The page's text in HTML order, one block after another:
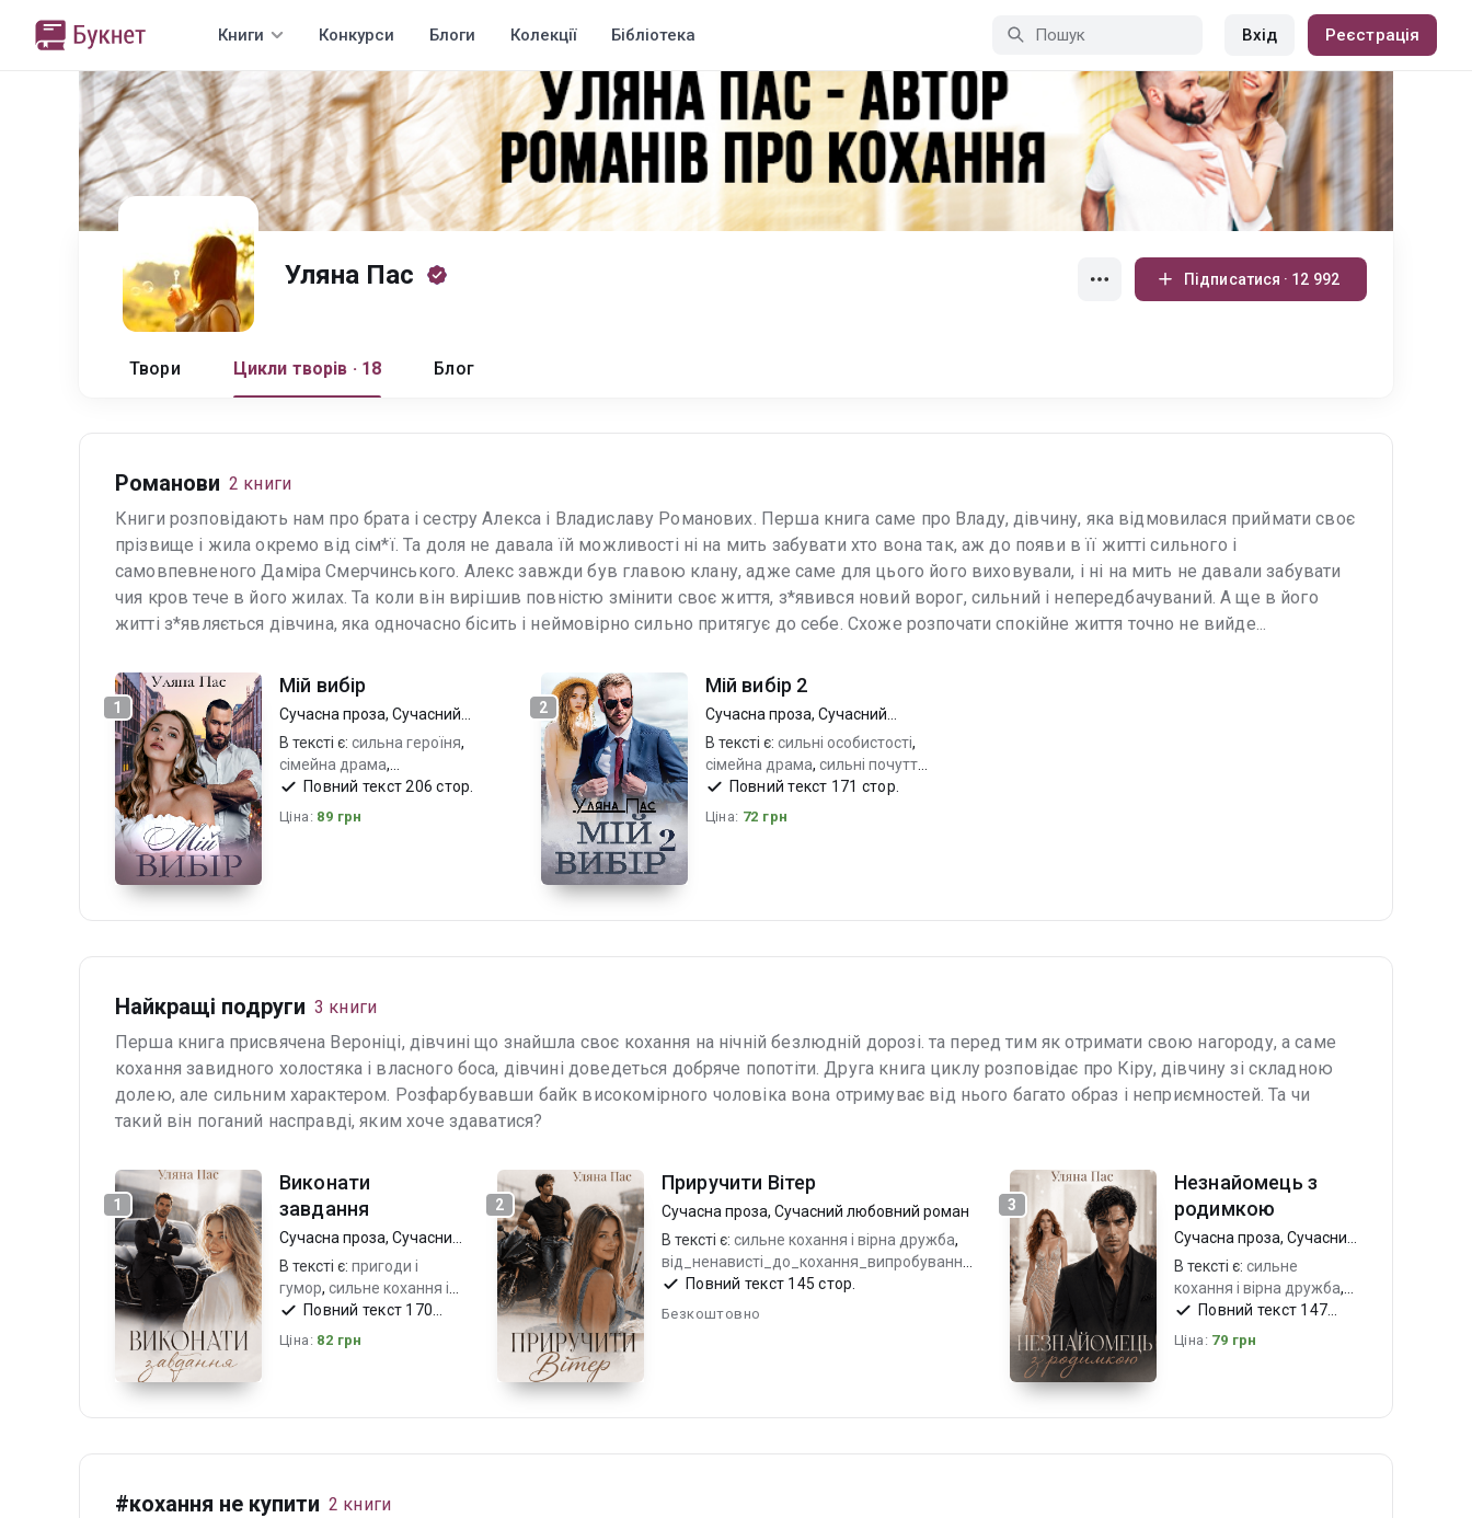
Книги Конкурси Блоги Колекції Бібліотека Вхід Реєстрація
Уляна Пас Підписатися · 12 992
Твори Цикли творів · 18 Блог
Романови 2 книги
Книги розповідають нам про брата і сестру Алекса і Владиславу Романових. Перша книга саме про Владу, дівчину, яка відмовилася приймати своє
прізвище і жила окремо від сім*ї. Та доля не давала їй можливості ні на мить забувати хто вона так, аж до появи в її житті сильного і
самовпевненого Даміра Смерчинського. Алекс завжди був главою клану, адже саме для цього його виховували, і ні на мить не давали забувати
чия кров тече в його жилах. Та коли він вирішив повністю змінити своє життя, з*явився новий ворог, сильний і непередбачуваний. А ще в його
житті з*являється дівчина, яка одночасно бісить і неймовірно сильно притягує до себе. Схоже розпочати спокійне життя точно не вийде...
1
Мій вибір
Сучасна проза, Сучасний
любовний роман
В тексті є: сильна героїня,
сімейна драма,
самовпевнений чоловікПовний текст 206 стор.
Ціна: 89 грн
2
Мій вибір 2
Сучасна проза, Сучасний
любовний роман
В тексті є: сильні особистості,
сімейна драма, сильні почуття
і емоції
Повний текст 171 стор.
Ціна: 72 грн
Найкращі подруги 3 книги
Перша книга присвячена Вероніці, дівчині що знайшла своє кохання на нічній безлюдній дорозі. та перед тим як отримати свою нагороду, а саме
кохання завидного холостяка і власного боса, дівчині доведеться добряче попотіти. Друга книга циклу розповідає про Кіру, дівчину зі складною
долею, але сильним характером. Розфарбувавши байк високомірного чоловіка вона отримуває від нього багато образ і неприємностей. Та чи
такий він поганий насправді, яким хоче здаватися?
1
Виконати
завдання
Сучасна проза, Сучасний
любовний роман
В тексті є: пригоди і
гумор, сильне кохання і
вірна дружба,кохання і
місто
Повний текст 170
стор.
Ціна: 82 грн
2
Приручити Вітер
Сучасна проза, Сучасний любовний роман
В тексті є: сильне кохання і вірна дружба,
від_ненависті_до_кохання_випробування
помилки минулого
Повний текст 145 стор.
Безкоштовно
3
Незнайомець з
родимкою
Сучасна проза, Сучасний
любовний роман
В тексті є: сильне
кохання і вірна дружба,
харизматичні герої,
вагітна героїня
Повний текст 147
стор.
Ціна: 79 грн
#кохання не купити 2 книги